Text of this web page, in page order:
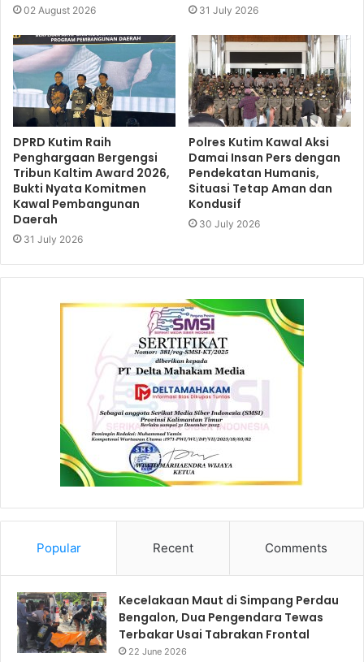
02 August 2026 31 July 2026
DPRD Kutim Raih
Penghargaan Bergengsi
Tribun Kaltim Award 2026,
Bukti Nyata Komitmen
Kawal Pembangunan
Daerah
31 July 2026
Polres Kutim Kawal Aksi
Damai Insan Pers dengan
Pendekatan Humanis,
Situasi Tetap Aman dan
Kondusif
30 July 2026
Popular Recent Comments
Kecelakaan Maut di Simpang Perdau
Bengalon, Dua Pengendara Tewas
Terbakar Usai Tabrakan Frontal
22 June 2026